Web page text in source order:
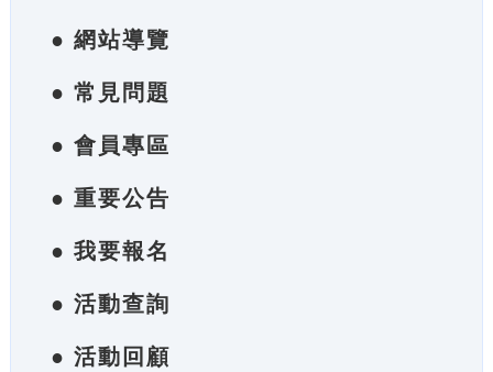
● 網站導覽
● 常見問題
● 會員專區
● 重要公告
● 我要報名
● 活動查詢
● 活動回顧